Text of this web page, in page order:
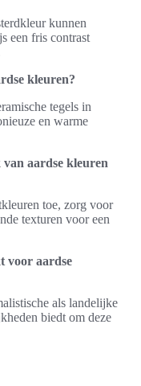
kunnen
een fris contrast
kleuren?
tegels in
en warme
aardse kleuren
toe, zorg voor
texturen voor een
voor aardse
als landelijke
biedt om deze